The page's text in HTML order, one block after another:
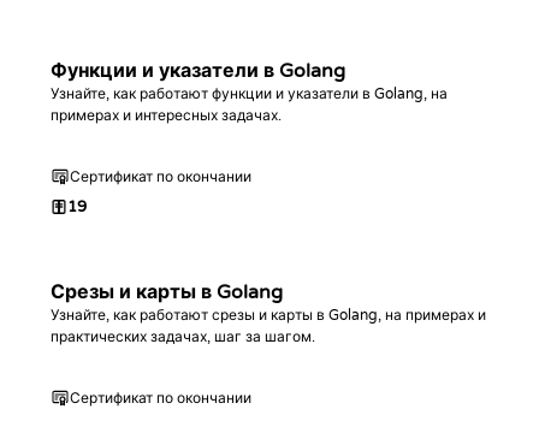
Функции и указатели в Golang
Узнайте, как работают функции и указатели в Golang, на
примерах и интересных задачах.
Сертификат по окончании
19
Срезы и карты в Golang
Узнайте, как работают срезы и карты в Golang, на примерах и
практических задачах, шаг за шагом.
Сертификат по окончании